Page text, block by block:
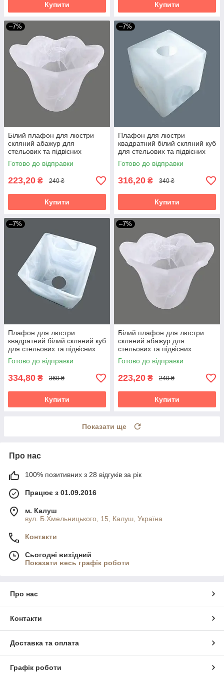
Купити Купити
–7%
Білий плафон для люстри
скляний абажур для
стельових та підвісних
світильників тюльпан Е27
Готово до відправки
223,20 ₴ 240 ₴
Купити
–7%
Плафон для люстри
квадратний білий скляний куб
для стельових та підвісних
світильників 10*10 см Е27
Готово до відправки
316,20 ₴ 340 ₴
Купити
–7%
Плафон для люстри
квадратний білий скляний куб
для стельових та підвісних
світильників 12*12 см Е27
Готово до відправки
334,80 ₴ 360 ₴
Купити
–7%
Білий плафон для люстри
скляний абажур для
стельових та підвісних
світильників тюльпан Е14
Готово до відправки
223,20 ₴ 240 ₴
Купити
Показати ще
Про нас
100% позитивних з 28 відгуків за рік
Працює з 01.09.2016
м. Калуш
вул. Б.Хмельницького, 15, Калуш, Україна
Контакти
Сьогодні вихідний
Показати весь графік роботи
Про нас
Контакти
Доставка та оплата
Графік роботи